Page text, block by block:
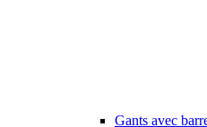
Gants avec